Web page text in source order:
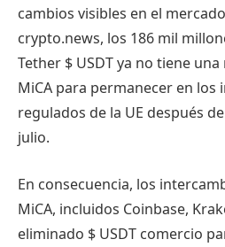
cambios visibles en el
crypto.news, los 186 mil
Tether $ USDTya no tiene
MiCA para permanecer en los
regulados de la UE después
julio.
En consecuencia, los
MiCA, incluidos Coinbase,
eliminado $ USDT comercio